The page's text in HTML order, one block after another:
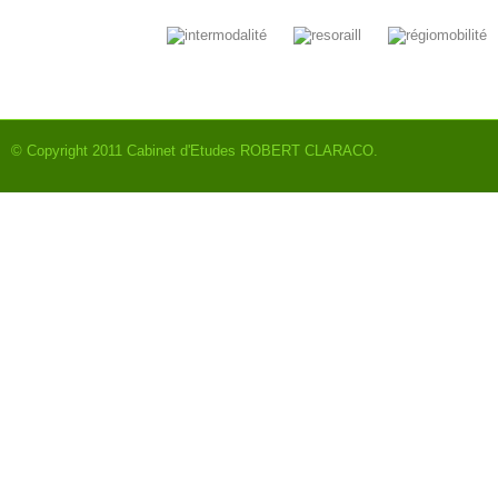
© Copyright 2011 Cabinet d'Etudes ROBERT CLARACO.